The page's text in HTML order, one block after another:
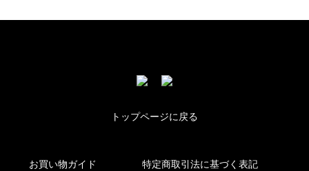
トップページに戻る
お買い物ガイド
特定商取引法に基づく表記